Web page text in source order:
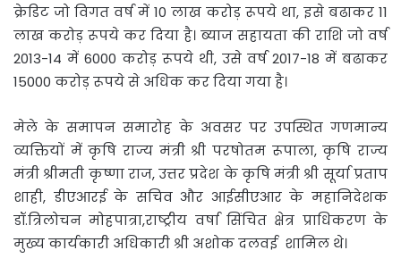
क्रेडिट जो विगत वर्ष में 10 लाख करोड़ रूपये था, इसे बढाकर 11
लाख करोड़ रूपये कर दिया है। ब्याज सहायता की राशि जो वर्ष
2013-14 में 6000 करोड़ रूपये थी, उसे वर्ष 2017-18 में बढाकर
15000 करोड़ रूपये से अधिक कर दिया गया है।
मेले के समापन समारोह के अवसर पर उपस्थित गणमान्य
व्यक्तियों में कृषि राज्य मंत्री श्री परषोतम रूपाला, कृषि राज्य
मंत्री श्रीमती कृष्णा राज, उत्तर प्रदेश के कृषि मंत्री श्री सूर्या प्रताप
शाही, डीएआरई के सचिव और आईसीएआर के महानिदेशक
डॉ.त्रिलोचन मोहपात्रा,राष्ट्रीय वर्षा सिंचित क्षेत्र प्राधिकरण के
मुख्य कार्यकारी अधिकारी श्री अशोक दलवई शामिल थे।